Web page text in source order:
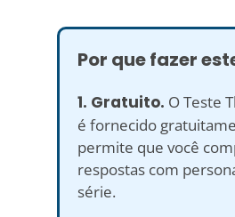
Por que fazer
1. Gratuito. O Teste
é fornecido
permite que você
respostas com
série.